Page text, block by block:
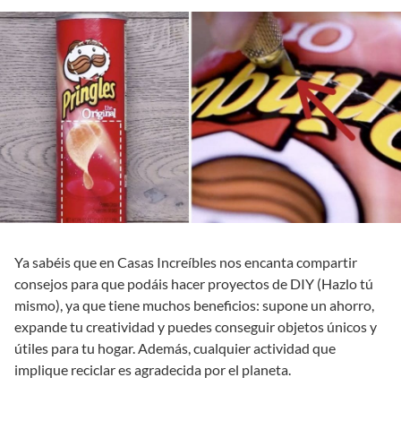
Ya sabéis que en Casas Increíbles nos encanta compartir
consejos para que podáis hacer proyectos de DIY (Hazlo tú
mismo), ya que tiene muchos beneficios: supone un ahorro,
expande tu creatividad y puedes conseguir objetos únicos y
útiles para tu hogar. Además, cualquier actividad que
implique reciclar es agradecida por el planeta.